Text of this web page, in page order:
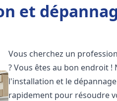
et
Vous cherchez un
? Vous êtes au bon endroit
l'installation et le
rapidement pour résoudre